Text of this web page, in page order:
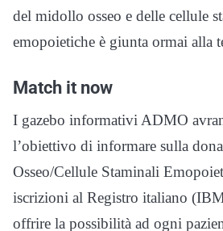
del midollo osseo e delle cellule
emopoietiche è giunta ormai alla
Match it now
I gazebo informativi ADMO
l’obiettivo di informare sulla
Osseo/Cellule Staminali
iscrizioni al Registro italiano
offrire la possibilità ad ogni